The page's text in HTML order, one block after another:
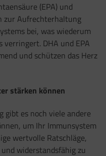
(EPA) und
zur Aufrechterhaltung
bei, was wiederum
verringert. DHA und EPA
und schützen das Herz
stärken können
gibt es noch viele andere
um Ihr Immunsystem
wertvolle Ratschläge,
widerstandsfähig zu